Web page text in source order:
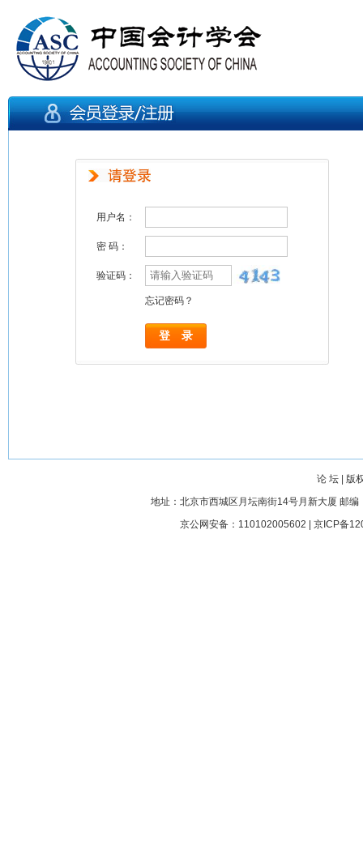
用户名：
密 码：
验证码：
忘记密码？
论 坛
版
地址：北京市西城区月坛南街14号月新大厦 邮
京公网安备：110102005602 | 京ICP备